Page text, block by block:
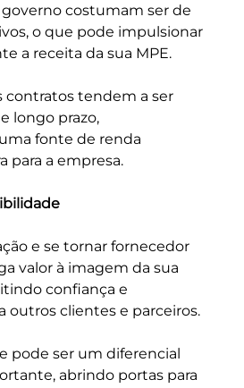
costumam ser de
o que pode impulsionar
a receita da sua MPE.
contratos tendem a ser
longo prazo,
fonte de renda
para a empresa.
e se tornar fornecedor
valor à imagem da sua
confiança e
outros clientes e parceiros.
pode ser um diferencial
abrindo portas para